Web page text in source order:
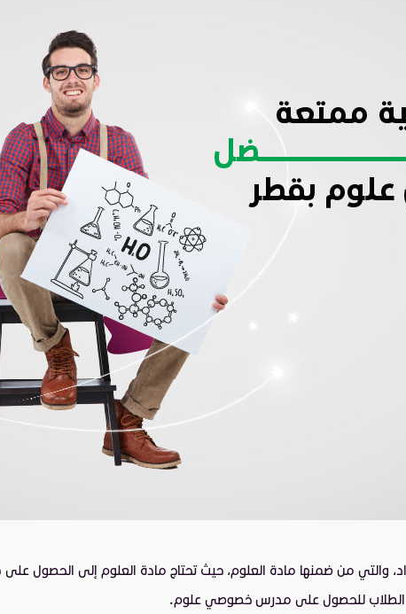
والتي من ضمنها مادة العلوم، حيث تحتاج مادة العلوم إلى الحصول
الطلاب للحصول على مدرس خصوصي علوم.